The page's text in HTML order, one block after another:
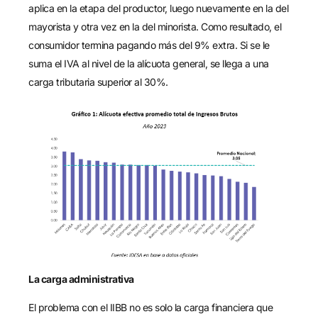
aplica en la etapa del productor, luego nuevamente en la del
mayorista y otra vez en la del minorista. Como resultado, el
consumidor termina pagando más del 9% extra. Si se le
suma el IVA al nivel de la alícuota general, se llega a una
carga tributaria superior al 30%.
La carga administrativa
El problema con el IIBB no es solo la carga financiera que